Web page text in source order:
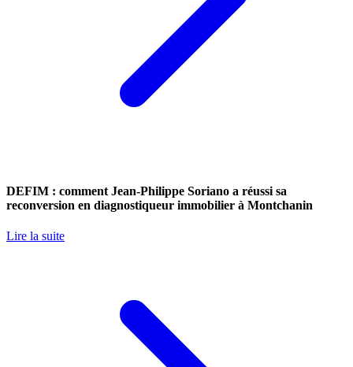
DEFIM : comment Jean-Philippe Soriano a réussi sa
reconversion en diagnostiqueur immobilier à Montchanin
Lire la suite